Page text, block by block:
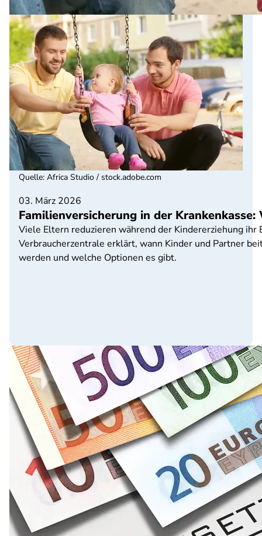
03. März 2026
Familienversicherung in der
Viele Eltern reduzieren während der Kindererziehung ihr
Verbraucherzentrale erklärt, wann Kinder und Partner
werden und welche Optionen es gibt.
Quelle: Africa Studio / stock.adobe.com